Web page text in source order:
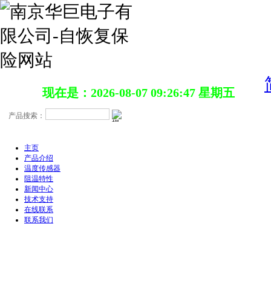
现在是：2026-08-07 09:26:48 星期五
主页
产品介绍
温度传感器
阻温特性
新闻中心
技术支持
在线联系
联系我们